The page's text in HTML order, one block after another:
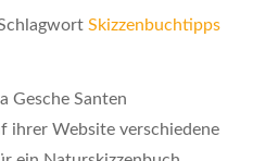
Skizzenbuchtipps
Gesche Santen
ihrer Website verschiedene